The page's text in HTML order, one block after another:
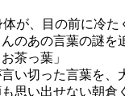
が、目の前に冷
のあの言葉の謎を
茶っ葉」
い切った言葉を、
思い出せない朝倉